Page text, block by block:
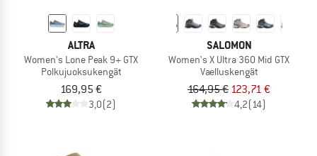
ALTRA
Women's Lone Peak 9+ GTX
Polkujuoksukengät
169,95 €
3,0(2)
SALOMON
Women's X Ultra 360 Mid GTX
Vaelluskengät
164,95 € 123,71 €
4,2(14)